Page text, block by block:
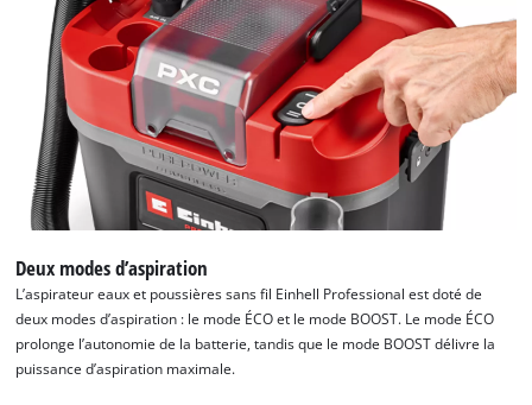
Deux modes d’aspiration
L’aspirateur eaux et poussières sans fil Einhell Professional est doté de
deux modes d’aspiration : le mode ÉCO et le mode BOOST. Le mode ÉCO
prolonge l’autonomie de la batterie, tandis que le mode BOOST délivre la
puissance d’aspiration maximale.